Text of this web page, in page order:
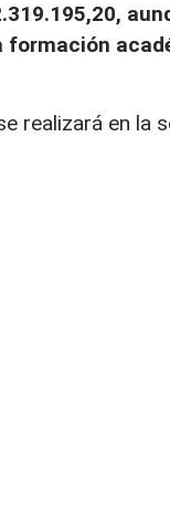
realizará en la